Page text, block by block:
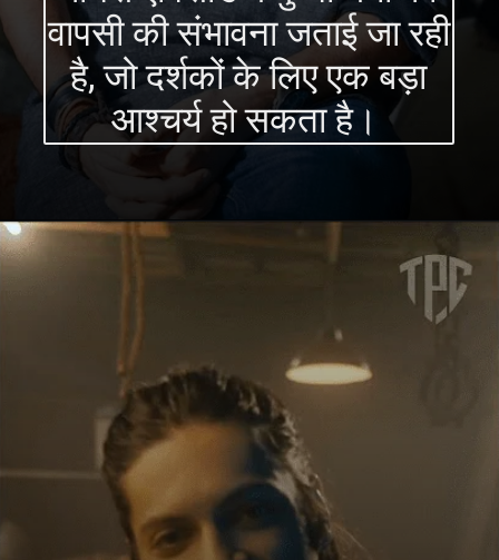
वापसी की संभावना जताई जा रही
है, जो दर्शकों के लिए एक बड़ा
आश्चर्य हो सकता है।